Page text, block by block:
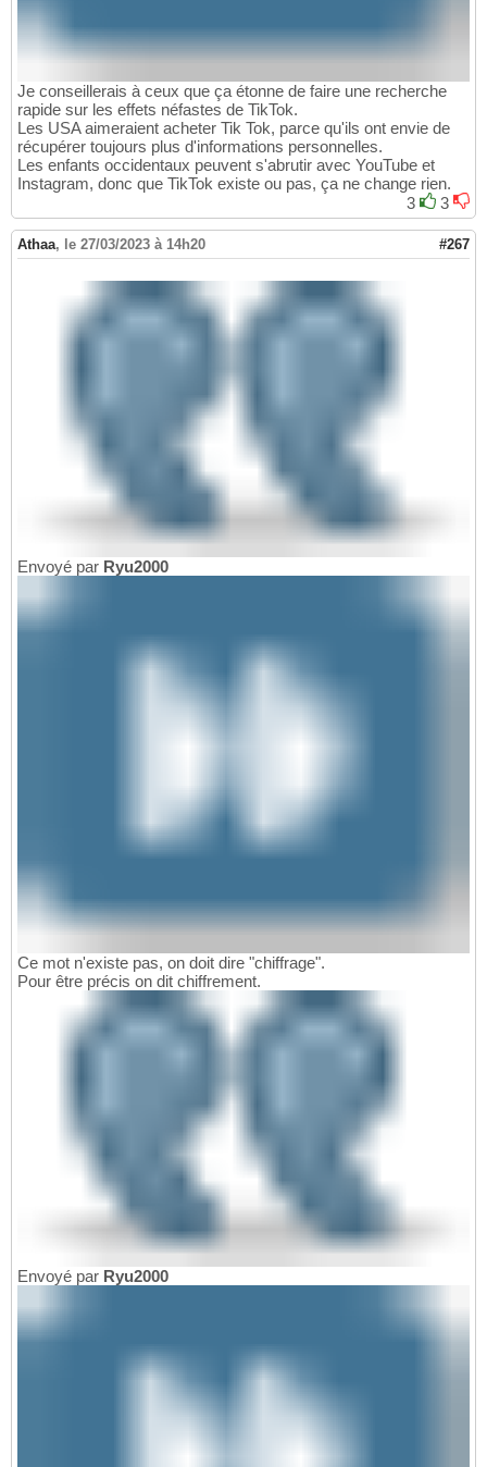
Je conseillerais à ceux que ça étonne de faire une recherche
rapide sur les effets néfastes de TikTok.
Les USA aimeraient acheter Tik Tok, parce qu'ils ont envie de
récupérer toujours plus d'informations personnelles.
Les enfants occidentaux peuvent s'abrutir avec YouTube et
Instagram, donc que TikTok existe ou pas, ça ne change rien.
3
3
Athaa, le 27/03/2023 à 14h20 #267
Envoyé par Ryu2000
Ce mot n'existe pas, on doit dire "chiffrage".
Pour être précis on dit chiffrement.
Envoyé par Ryu2000